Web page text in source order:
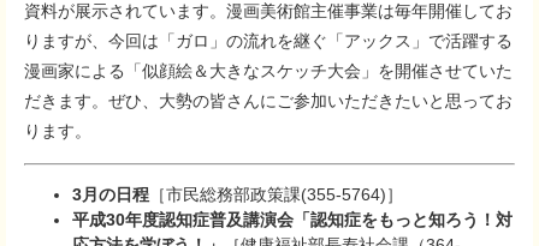
資料が展示されています。漫画美術館主催事業は毎年開催してお
りますが、今回は「ガロ」の流れを継ぐ「アックス」で活躍する
漫画家による「似顔絵＆大きなスケッチ大会」を開催させていた
だきます。ぜひ、大勢の皆さんにご参加いただきたいと思ってお
ります。
3月の日程 ［市民総務部政策課(355-5764)］
平成30年度認知症普及講演会「認知症をもっと知ろう！対